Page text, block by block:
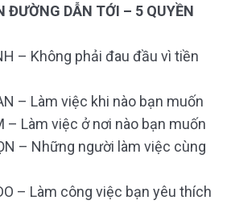
ĐƯỜNG DẪN TỚI – 5 QUYỀN
– Không phải đau đầu vì tiền
– Làm việc khi nào bạn muốn
– Làm việc ở nơi nào bạn muốn
– Những người làm việc cùng
– Làm công việc bạn yêu thích